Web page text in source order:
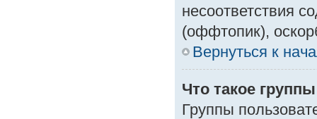
несоответствия
(оффтопик),
Вернуться к
Что такое
Группы